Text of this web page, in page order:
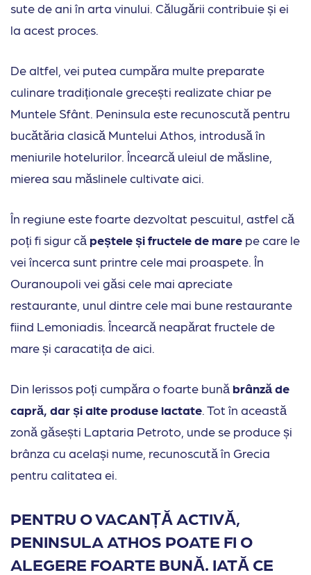
sute de ani în arta vinului. Călugării contribuie și ei
la acest proces.
De altfel, vei putea cumpăra multe preparate
culinare tradiționale grecești realizate chiar pe
Muntele Sfânt. Peninsula este recunoscută pentru
bucătăria clasică Muntelui Athos, introdusă în
meniurile hotelurilor. Încearcă uleiul de măsline,
mierea sau măslinele cultivate aici.
În regiune este foarte dezvoltat pescuitul, astfel că
poți fi sigur că peștele și fructele de mare pe care le
vei încerca sunt printre cele mai proaspete. În
Ouranoupoli vei găsi cele mai apreciate
restaurante, unul dintre cele mai bune restaurante
fiind Lemoniadis. Încearcă neapărat fructele de
mare și caracatița de aici.
Din Ierissos poți cumpăra o foarte bună brânză de
capră, dar și alte produse lactate . Tot în această
zonă găsești Laptaria Petroto, unde se produce și
brânza cu același nume, recunoscută în Grecia
pentru calitatea ei.
PENTRU O VACANȚĂ ACTIVĂ,
PENINSULA ATHOS POATE FI O
ALEGERE FOARTE BUNĂ. IATĂ CE